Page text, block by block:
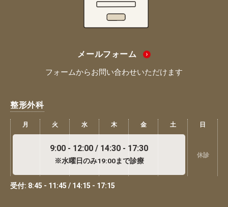
メールフォーム
フォームからお問い合わせいただけます
整形外科
月 火 水 木 金 土 日
9:00 - 12:00 / 14:30 - 17:30
※水曜日のみ19:00まで診療
休診
受付: 8:45 - 11:45 / 14:15 - 17:15